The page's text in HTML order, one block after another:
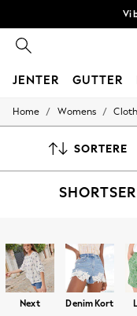
Vi
Fleksible
JENTER GUTTER
GIRLS
50 - 92cm
140 - 174cm
THE SET
All Clothing
Coats &
Sweatshirts
Knitwear
Home / Womens /
SORTERE
Kort
Topp- Og
Next Denim Kort